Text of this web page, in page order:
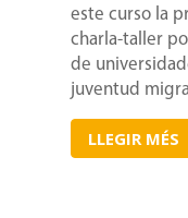
este curso la
charla-taller
de
juventud
LLEGIR MÉS